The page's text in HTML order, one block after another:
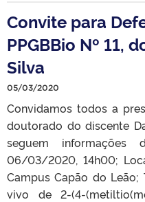
Convite para
PPGBBio Nº 11,
Silva
05/03/2020
Convidamos todos a
doutorado do discente
seguem
06/03/2020, 14h00;
Campus Capão do
vivo de 2-(4-